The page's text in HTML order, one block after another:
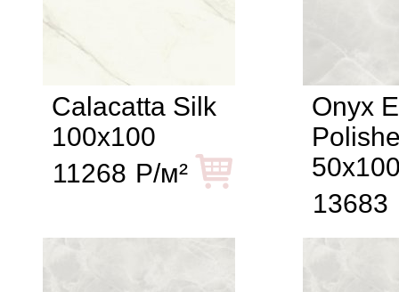
Calacatta Silk
100x100
11268 Р/м²
Onyx
13683